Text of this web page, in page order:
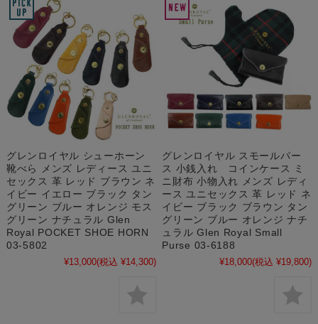
グレンロイヤル シューホーン
靴べら メンズ レディース ユニ
セックス 革 レッド ブラウン ネ
イビー イエロー ブラック タン
グリーン ブルー オレンジ モス
グリーン ナチュラル Glen
Royal POCKET SHOE HORN
03-5802
¥13,000(税込 ¥14,300)
グレンロイヤル スモールパー
ス 小銭入れ コインケース ミ
ニ財布 小物入れ メンズ レディ
ース ユニセックス 革 レッド ネ
イビー ブラック ブラウン タン
グリーン ブルー オレンジ ナチ
ュラル Glen Royal Small
Purse 03-6188
¥18,000(税込 ¥19,800)